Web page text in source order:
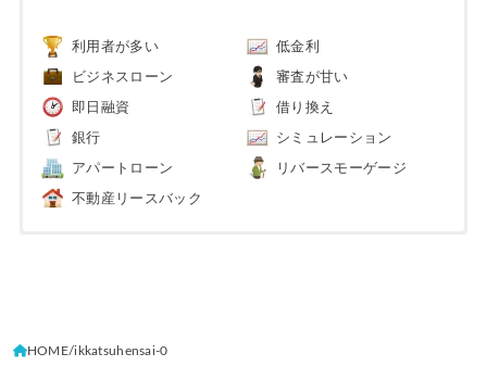
利用者が多い 低金利
ビジネスローン 審査が甘い
即日融資 借り換え
銀行 シミュレーション
アパートローン リバースモーゲージ
不動産リースバック
HOME ikkatsuhensai-0